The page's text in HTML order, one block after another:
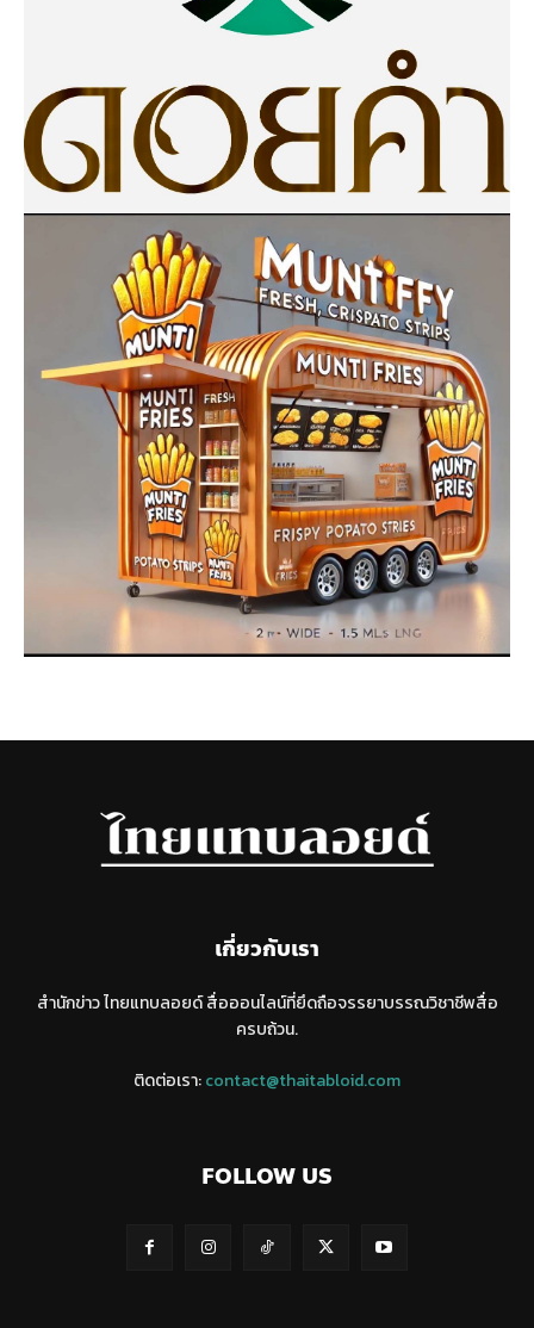
เกี่ยวกับเรา
สำนักข่าว ไทยแทบลอยด์ สื่อออนไลน์ที่ยึดถือจรรยาบรรณวิชาชีพสื่อ
ครบถ้วน.
ติดต่อเรา:contact@thaitabloid.com
FOLLOW US